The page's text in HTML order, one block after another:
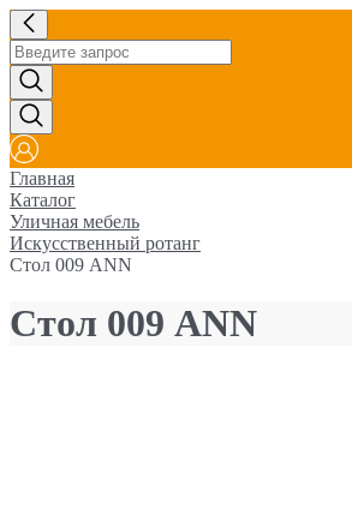
Главная
Каталог
Уличная мебель
Искусственный ротанг
Стол 009 ANN
Стол 009 ANN